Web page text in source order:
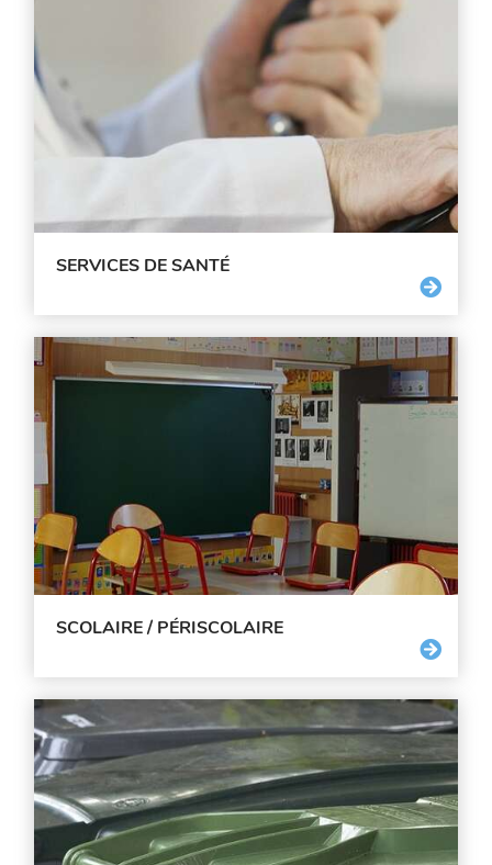
SERVICES DE SANTÉ
SCOLAIRE / PÉRISCOLAIRE